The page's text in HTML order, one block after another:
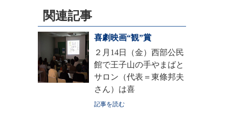
関連記事
喜劇映画“観”賞
２月14日（金）西部公民
館で王子山の手やまばと
サロン（代表＝東條邦夫
さん）は喜
記事を読む